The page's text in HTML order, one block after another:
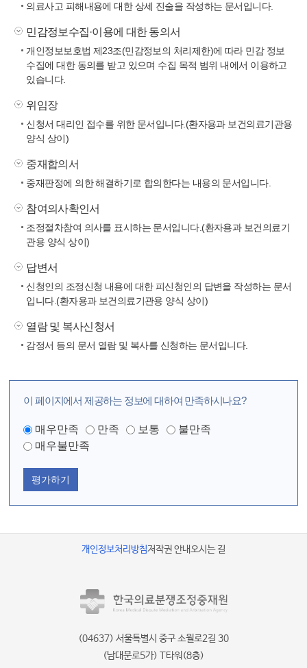
의료사고 피해내용에 대한 상세 진술을 작성하는 문서입니다.
민감정보수집·이용에 대한 동의서
개인정보보호법 제23조(민감정보의 처리제한)에 따라 민감 정보
수집에 대한 동의를 받고 있으며 수집 목적 범위 내에서 이용하고
있습니다.
위임장
신청서 대리인 접수를 위한 문서입니다.(환자용과 보건의료기관용
양식 상이)
중재합의서
중재판정에 의한 해결하기로 합의한다는 내용의 문서입니다.
참여의사확인서
조정절차참여 의사를 표시하는 문서입니다.(환자용과 보건의료기
관용 양식 상이)
답변서
신청인의 조정신청 내용에 대한 피신청인의 답변을 작성하는 문서
입니다.(환자용과 보건의료기관용 양식 상이)
열람 및 복사신청서
감정서 등의 문서 열람 및 복사를 신청하는 문서입니다.
이 페이지에서 제공하는 정보에 대하여 만족하시나요?
매우만족 만족 보통
불만족
매우불만족
평가하기
개인정보처리방침저작권 안내오시는 길
(04637) 서울특별시 중구 소월로2길 30
(남대문로5가) T타워(8층)